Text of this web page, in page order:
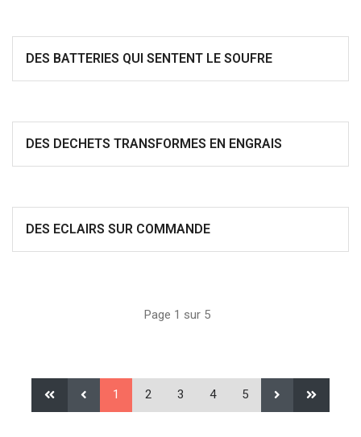
DES BATTERIES QUI SENTENT LE SOUFRE
DES DECHETS TRANSFORMES EN ENGRAIS
DES ECLAIRS SUR COMMANDE
Page 1 sur 5
1 2 3 4 5